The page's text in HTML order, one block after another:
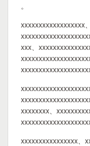
。
xxxxxxxxxxxxxxxxxx
xxx、
xxxxxxxx、
xxxxxxxxxxxxxxxx、